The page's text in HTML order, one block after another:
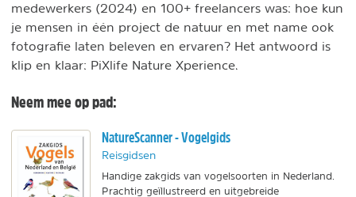
medewerkers (2024) en 100+ freelancers was: hoe kun
je mensen in één project de natuur en met name ook
fotografie laten beleven en ervaren? Het antwoord is
klip en klaar: PiXlife Nature Xperience.
Neem mee op pad:
NatureScanner - Vogelgids
Reisgidsen
Handige zakgids van vogelsoorten in Nederland.
Prachtig geïllustreerd en uitgebreide